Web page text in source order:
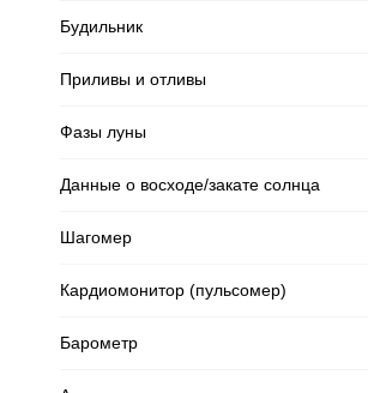
Будильник
Приливы и отливы
Фазы луны
Данные о восходе/закате солнца
Шагомер
Кардиомонитор (пульсомер)
Барометр